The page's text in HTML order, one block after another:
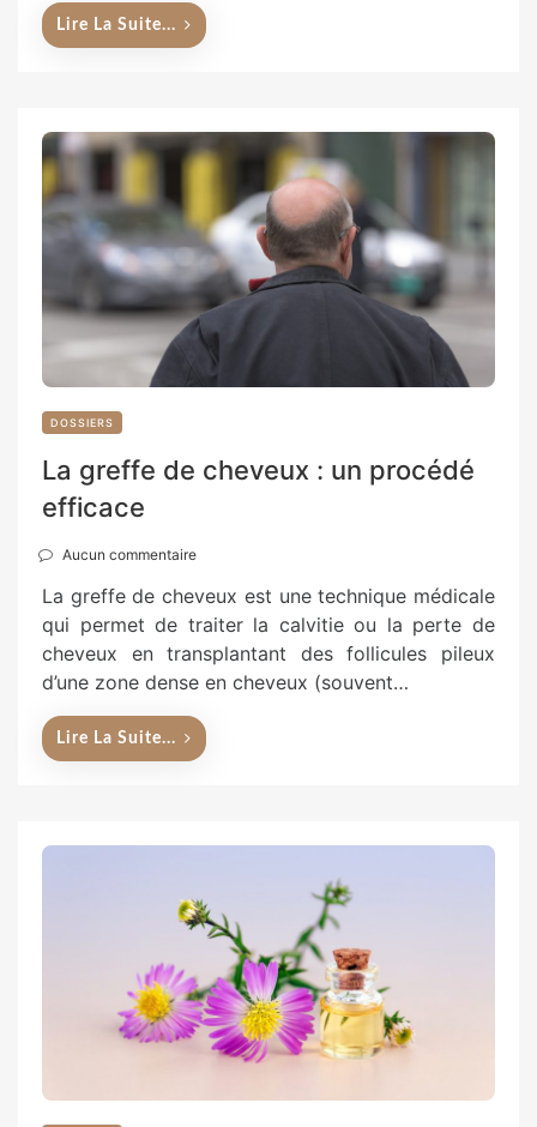
Lire La Suite...
DOSSIERS
La greffe de cheveux : un procédé
efficace
Aucun commentaire
La greffe de cheveux est une technique médicale
qui permet de traiter la calvitie ou la perte de
cheveux en transplantant des follicules pileux
d’une zone dense en cheveux (souvent…
Lire La Suite...